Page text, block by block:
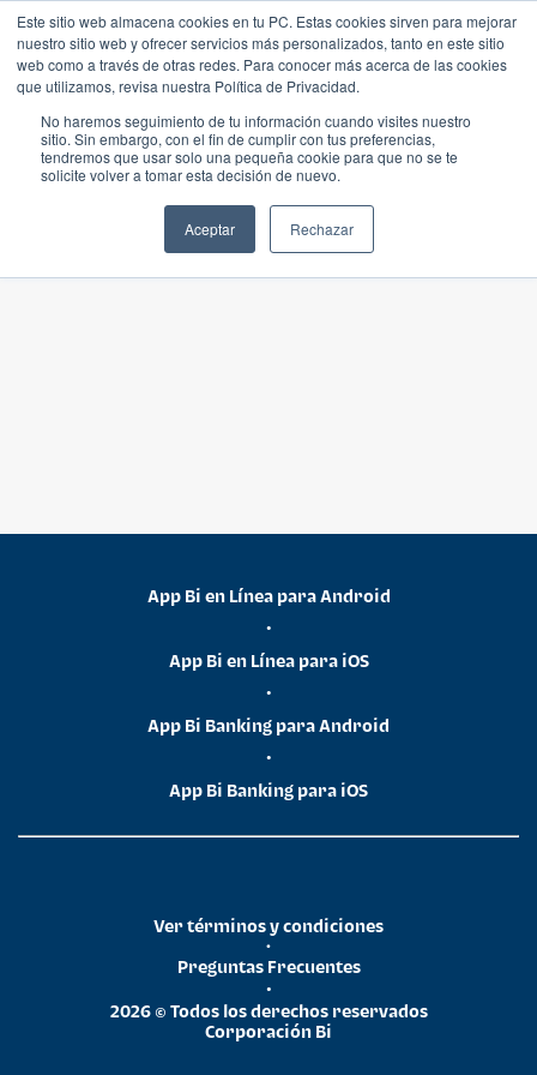
Este sitio web almacena cookies en tu PC. Estas cookies sirven para mejorar
nuestro sitio web y ofrecer servicios más personalizados, tanto en este sitio
web como a través de otras redes. Para conocer más acerca de las cookies
que utilizamos, revisa nuestra Política de Privacidad.
No haremos seguimiento de tu información cuando visites nuestro
sitio. Sin embargo, con el fin de cumplir con tus preferencias,
tendremos que usar solo una pequeña cookie para que no se te
solicite volver a tomar esta decisión de nuevo.
Aceptar Rechazar
App Bi en Línea para Android
•
App Bi en Línea para iOS
•
App Bi Banking para Android
•
App Bi Banking para iOS
2026 © Todos los derechos reservados
Corporación Bi
•
Preguntas Frecuentes
•
Ver términos y condiciones